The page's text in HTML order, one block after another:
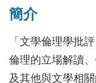
於先前中國學術
「五四」以來學
學術的批判吸收
鑒、參與世界學
簡介
「文學倫理學批
倫理的立場解讀
及其他與文學相